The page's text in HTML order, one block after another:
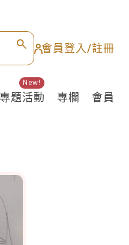
會員登入/註冊
專題活動
New!
專欄 會員